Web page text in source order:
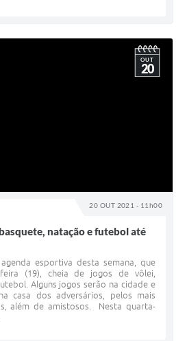
20 OUT 2021 - 11h00
OUT
20
natação e futebol até
esportiva desta semana, que
(19), cheia de jogos de vôlei,
Alguns jogos serão na cidade e
casa dos adversários, pelos mais
além de amistosos. Nesta quarta-